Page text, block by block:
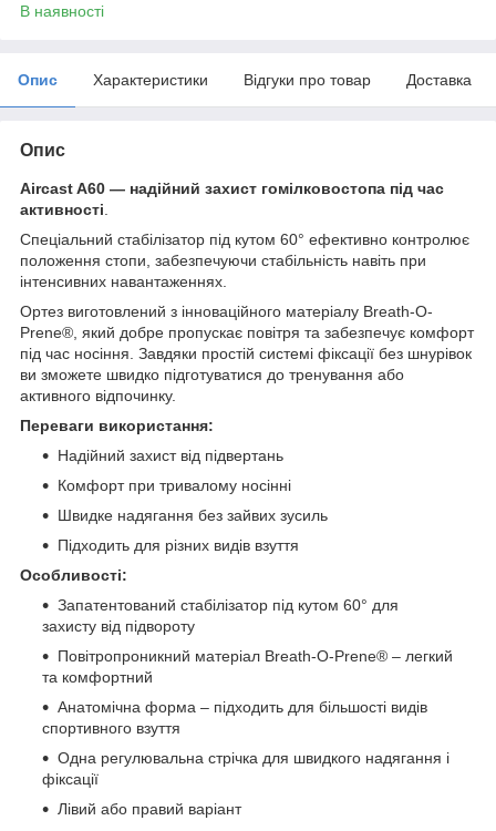
В наявності
Опис Характеристики Відгуки про товар Доставка
Опис
Aircast A60 — надійний захист гомілковостопа під час
активності
Спеціальний стабілізатор під кутом 60° ефективно контролює
положення стопи, забезпечуючи стабільність навіть при
інтенсивних навантаженнях.
Ортез виготовлений з інноваційного матеріалу Breath-O-
Prene®, який добре пропускає повітря та забезпечує комфорт
під час носіння. Завдяки простій системі фіксації без шнурівок
ви зможете швидко підготуватися до тренування або
активного відпочинку.
Переваги використання:
Надійний захист від підвертань
Комфорт при тривалому носінні
Швидке надягання без зайвих зусиль
Підходить для різних видів взуття
Особливості:
Запатентований стабілізатор під кутом 60° для
захисту від підвороту
Повітропроникний матеріал Breath-O-Prene® – легкий
та комфортний
Анатомічна форма – підходить для більшості видів
спортивного взуття
Одна регулювальна стрічка для швидкого надягання і
фіксації
Лівий або правий варіант